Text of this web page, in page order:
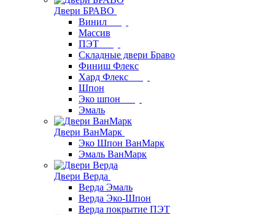
Двери БРАВО
Винил
Массив
ПЭТ
Складные двери Браво
Финиш Флекс
Хард Флекс
Шпон
Эко шпон
Эмаль
Двери ВанМарк
Эко Шпон ВанМарк
Эмаль ВанМарк
Двери Верда
Верда Эмаль
Верда Эко-Шпон
Верда покрытие ПЭТ